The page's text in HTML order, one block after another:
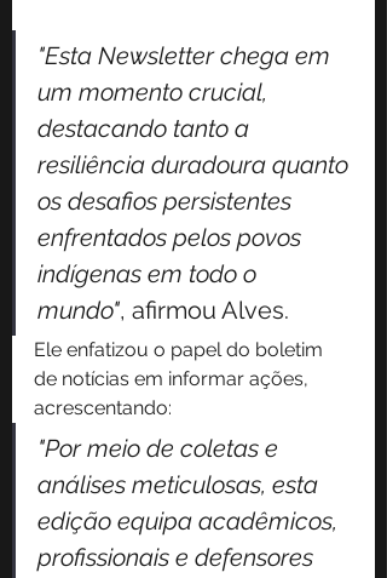
"Esta Newsletter chega em
um momento crucial,
destacando tanto a
resiliência duradoura quanto
os desafios persistentes
enfrentados pelos povos
indígenas em todo o
mundo", afirmou Alves.
Ele enfatizou o papel do boletim
de notícias em informar ações,
acrescentando:
"Por meio de coletas e
análises meticulosas, esta
edição equipa acadêmicos,
profissionais e defensores